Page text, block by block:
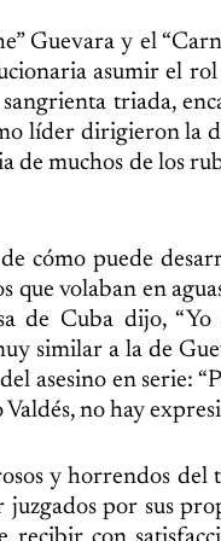
Guevara y el
asumir el
triada,
líder dirigieron la
de muchos de los
cómo puede
que volaban en
de Cuba dijo,
similar a la de
asesino en serie:
no hay
y horrendos
por sus